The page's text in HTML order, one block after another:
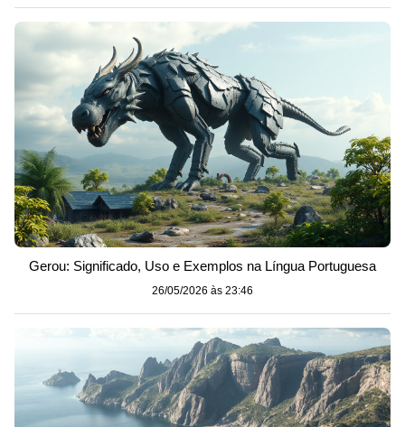
Gerou: Significado, Uso e Exemplos na Língua Portuguesa
26/05/2026 às 23:46